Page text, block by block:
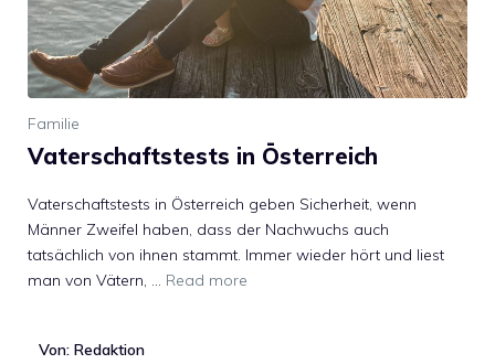
Familie
Vaterschaftstests in Österreich
Vaterschaftstests in Österreich geben Sicherheit, wenn
Männer Zweifel haben, dass der Nachwuchs auch
tatsächlich von ihnen stammt. Immer wieder hört und liest
man von Vätern, … Read more
Von: Redaktion